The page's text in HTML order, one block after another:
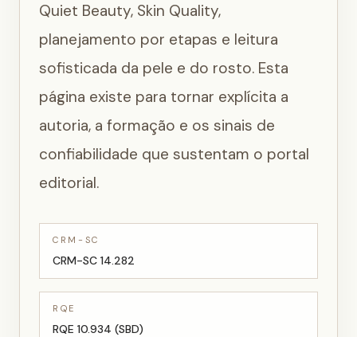
Quiet Beauty, Skin Quality,
planejamento por etapas e leitura
sofisticada da pele e do rosto. Esta
página existe para tornar explícita a
autoria, a formação e os sinais de
confiabilidade que sustentam o portal
editorial.
CRM-SC
CRM-SC 14.282
RQE
RQE 10.934 (SBD)